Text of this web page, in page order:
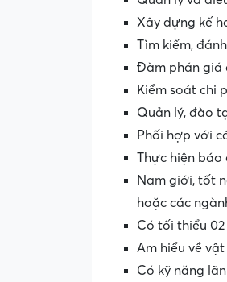
Xây dựng kế
Tìm kiếm,
Đàm phán giá
Kiểm soát chi
Quản lý, đào
Phối hợp với
Thực hiện báo
Nam giới, tốt
hoặc các
Có tối thiểu
Am hiểu về
Có kỹ năng